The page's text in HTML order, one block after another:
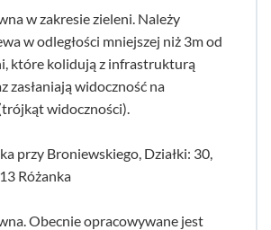
w zakresie zieleni. Należy
w odległości mniejszej niż 3m od
które kolidują z infrastrukturą
zasłaniają widoczność na
widoczności).
przy Broniewskiego, Działki: 30,
Różanka
Obecnie opracowywane jest